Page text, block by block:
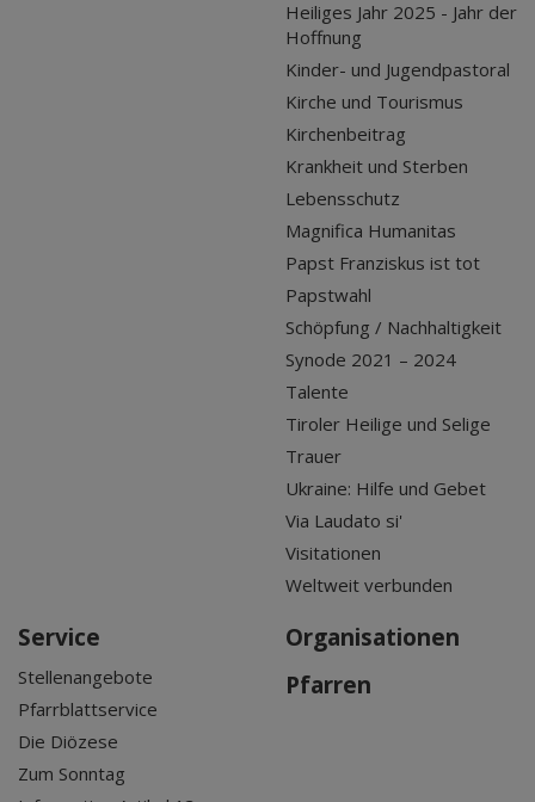
Heiliges Jahr 2025 - Jahr der
Hoffnung
Kinder- und Jugendpastoral
Kirche und Tourismus
Kirchenbeitrag
Krankheit und Sterben
Lebensschutz
Magnifica Humanitas
Papst Franziskus ist tot
Papstwahl
Schöpfung / Nachhaltigkeit
Synode 2021 – 2024
Talente
Tiroler Heilige und Selige
Trauer
Ukraine: Hilfe und Gebet
Via Laudato si'
Visitationen
Weltweit verbunden
Service
Stellenangebote
Pfarrblattservice
Die Diözese
Zum Sonntag
Organisationen
Pfarren